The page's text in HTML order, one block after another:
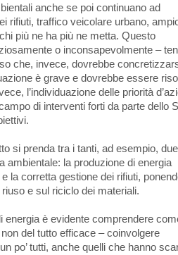
anche se poi continuano ad
rifiuti, traffico veicolare urbano,
più ne ha più ne metta. Questo
o inconsapevolmente –
che, invece, dovrebbe
è grave e dovrebbe essere
l’individuazione delle priorità
di interventi forti da parte dello
si prenda tra i tanti, ad esempio,
ambientale: la produzione di energia
la corretta gestione dei rifiuti,
riuso e sul riciclo dei materiali.
energia è evidente comprendere
del tutto efficace – coinvolgere
po’ tutti, anche quelli che hanno